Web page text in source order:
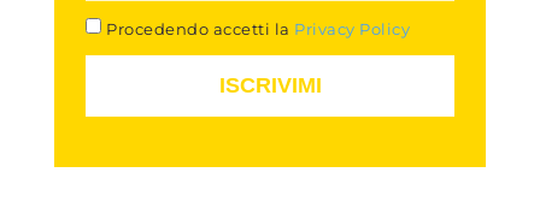
Procedendo accetti la Privacy Policy
ISCRIVIMI